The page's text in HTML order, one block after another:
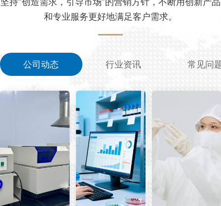
和专业服务更好地满足客户需求。
公司动态 行业资讯 常见问